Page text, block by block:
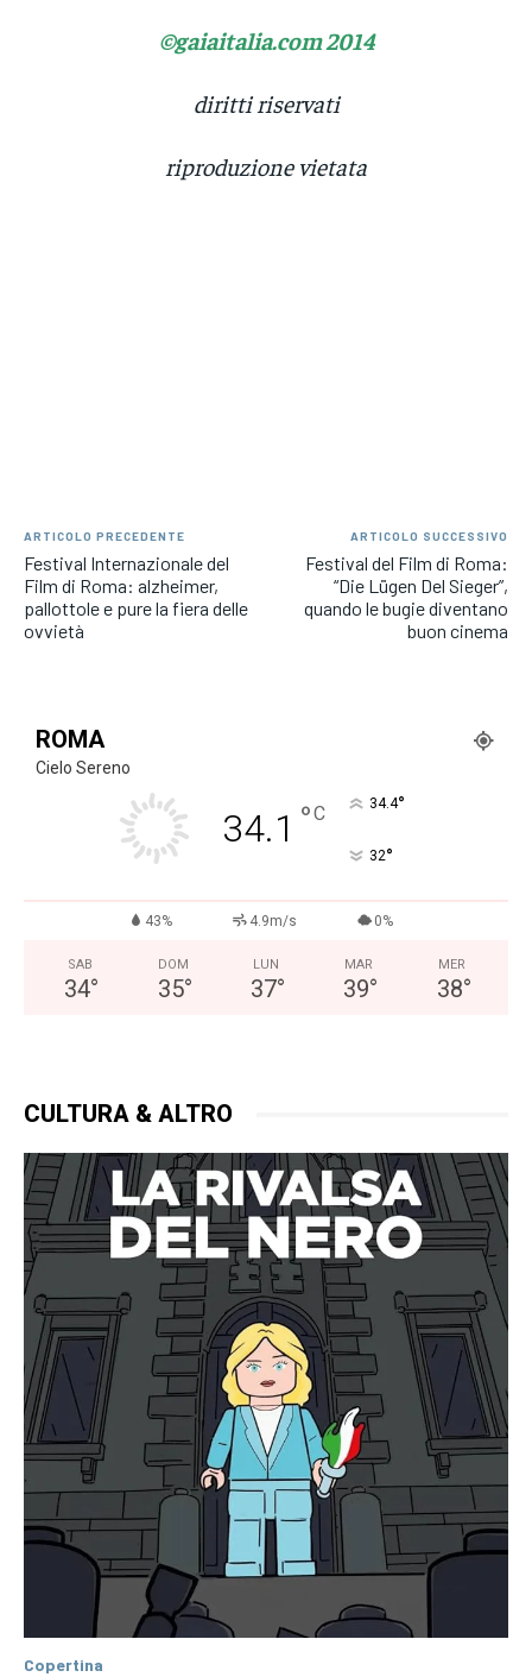
©gaiaitalia.com 2014
diritti riservati
riproduzione vietata
ARTICOLO PRECEDENTE
Festival Internazionale del
Film di Roma: alzheimer,
pallottole e pure la fiera delle
ovvietà
ARTICOLO SUCCESSIVO
Festival del Film di Roma:
“Die Lügen Del Sieger”,
quando le bugie diventano
buon cinema
ROMA
Cielo Sereno
34.1 °C 34.4°
32°
43% 4.9m/s 0%
SAB
34°
DOM
35°
LUN
37°
MAR
39°
MER
38°
CULTURA & ALTRO
Copertina